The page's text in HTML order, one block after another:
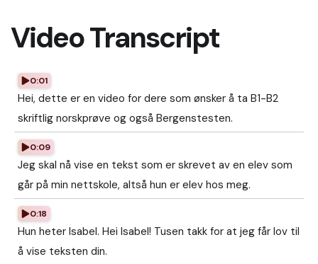
Video Transcript
0:01
Hei, dette er en video for dere som ønsker å ta B1-B2
skriftlig norskprøve og også Bergenstesten.
0:09
Jeg skal nå vise en tekst som er skrevet av en elev som
går på min nettskole, altså hun er elev hos meg.
0:18
Hun heter Isabel. Hei Isabel! Tusen takk for at jeg får lov til
å vise teksten din.